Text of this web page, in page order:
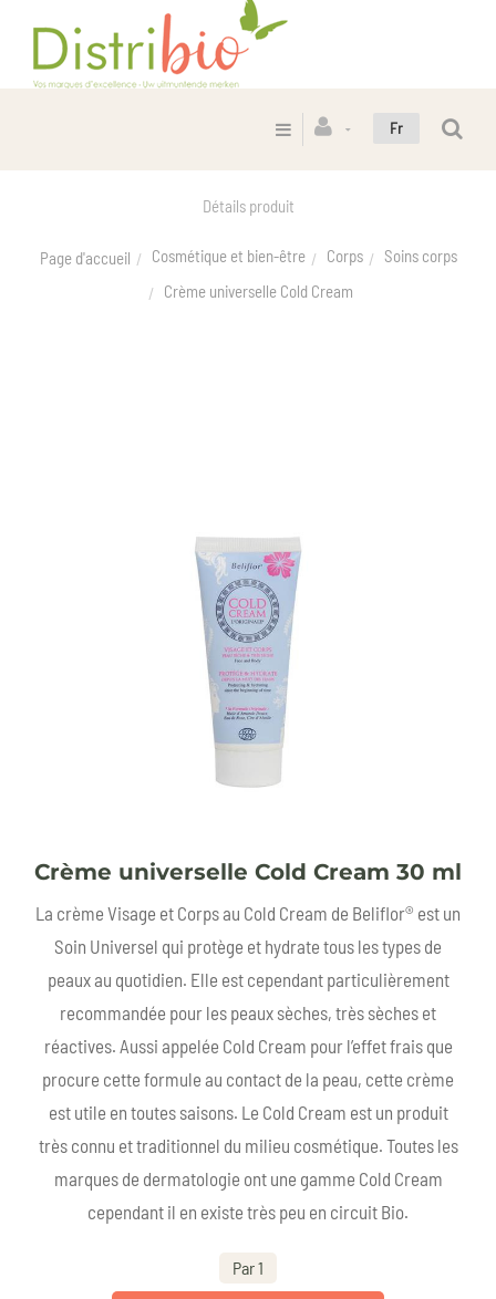
Fr
Détails produit
Page d'accueil Cosmétique et bien-être Corps
Soins corps
Crème universelle Cold Cream
Crème universelle Cold Cream 30 ml
La crème Visage et Corps au Cold Cream de Beliflor® est un
Soin Universel qui protège et hydrate tous les types de
peaux au quotidien. Elle est cependant particulièrement
recommandée pour les peaux sèches, très sèches et
réactives. Aussi appelée Cold Cream pour l’effet frais que
procure cette formule au contact de la peau, cette crème
est utile en toutes saisons. Le Cold Cream est un produit
très connu et traditionnel du milieu cosmétique. Toutes les
marques de dermatologie ont une gamme Cold Cream
cependant il en existe très peu en circuit Bio.
Par 1